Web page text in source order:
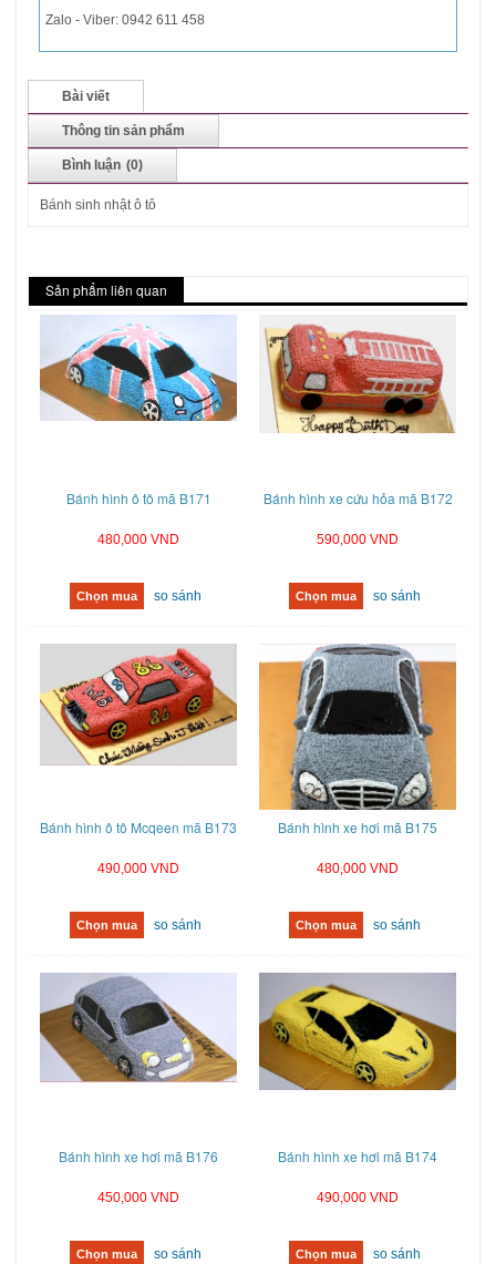
Zalo - Viber: 0942 611 458
Bài viết
Thông tin sản phẩm
Bình luận (0)
Bánh sinh nhật ô tô
Sản phẩm liên quan
Bánh hình ô tô mã B171
480,000 VND
Chọn mua so sánh
Bánh hình xe cứu hỏa mã B172
590,000 VND
Chọn mua so sánh
Bánh hình ô tô Mcqeen mã B173
490,000 VND
Chọn mua so sánh
Bánh hình xe hơi mã B175
480,000 VND
Chọn mua so sánh
Bánh hình xe hơi mã B176
450,000 VND
Chọn mua so sánh
Bánh hình xe hơi mã B174
490,000 VND
Chọn mua so sánh